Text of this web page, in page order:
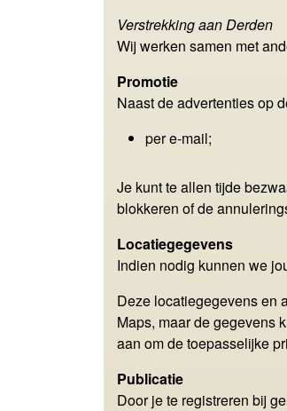
Verstrekking aan Derden
Wij werken samen met
Promotie
Naast de advertenties op
per e-mail;
Je kunt te allen tijde
blokkeren of de
Locatiegegevens
Indien nodig kunnen we
Deze locatiegegevens en
Maps, maar de gegevens
aan om de toepasselijke
Publicatie
Door je te registreren bij